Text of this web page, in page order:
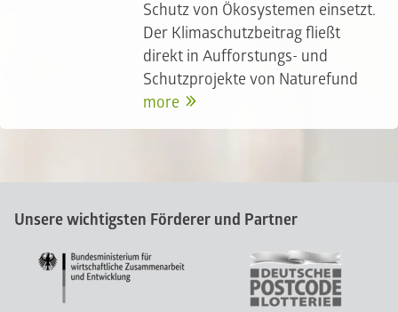
Schutz von Ökosystemen einsetzt.
Der Klimaschutzbeitrag fließt
direkt in Aufforstungs- und
Schutzprojekte von Naturefund
more
Unsere wichtigsten Förderer und Partner